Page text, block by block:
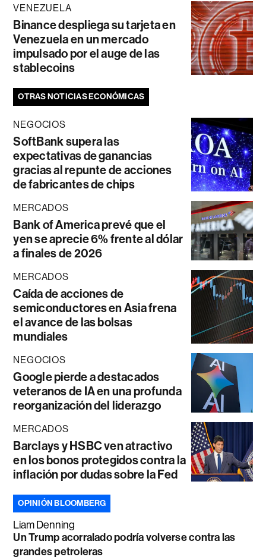
VENEZUELA
Binance despliega su tarjeta en
Venezuela en un mercado
impulsado por el auge de las
stablecoins
OTRAS NOTICIAS ECONÓMICAS
NEGOCIOS
SoftBank supera las
expectativas de ganancias
gracias al repunte de acciones
de fabricantes de chips
MERCADOS
Bank of America prevé que el
yen se aprecie 6% frente al dólar
a finales de 2026
MERCADOS
Caída de acciones de
semiconductores en Asia frena
el avance de las bolsas
mundiales
NEGOCIOS
Google pierde a destacados
veteranos de IA en una profunda
reorganización del liderazgo
MERCADOS
Barclays y HSBC ven atractivo
en los bonos protegidos contra la
inflación por dudas sobre la Fed
OPINIÓN BLOOMBERG
Liam Denning
Un Trump acorralado podría volverse contra las
grandes petroleras